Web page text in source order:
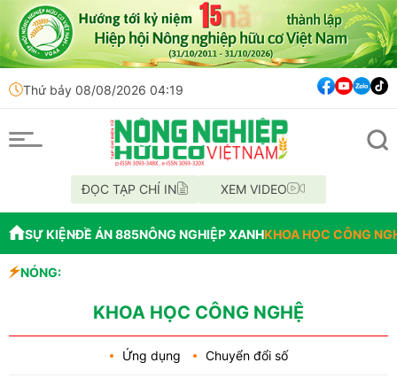
Thứ bảy 08/08/2026 04:19
ĐỌC TẠP CHÍ IN XEM VIDEO
SỰ KIỆNĐỀ ÁN 885NÔNG NGHIỆP XANHKHOA HỌC CÔNG
NÓNG:
Lâm Đồng:
KHOA HỌC CÔNG NGHỆ
Ứng dụng Chuyển đổi số